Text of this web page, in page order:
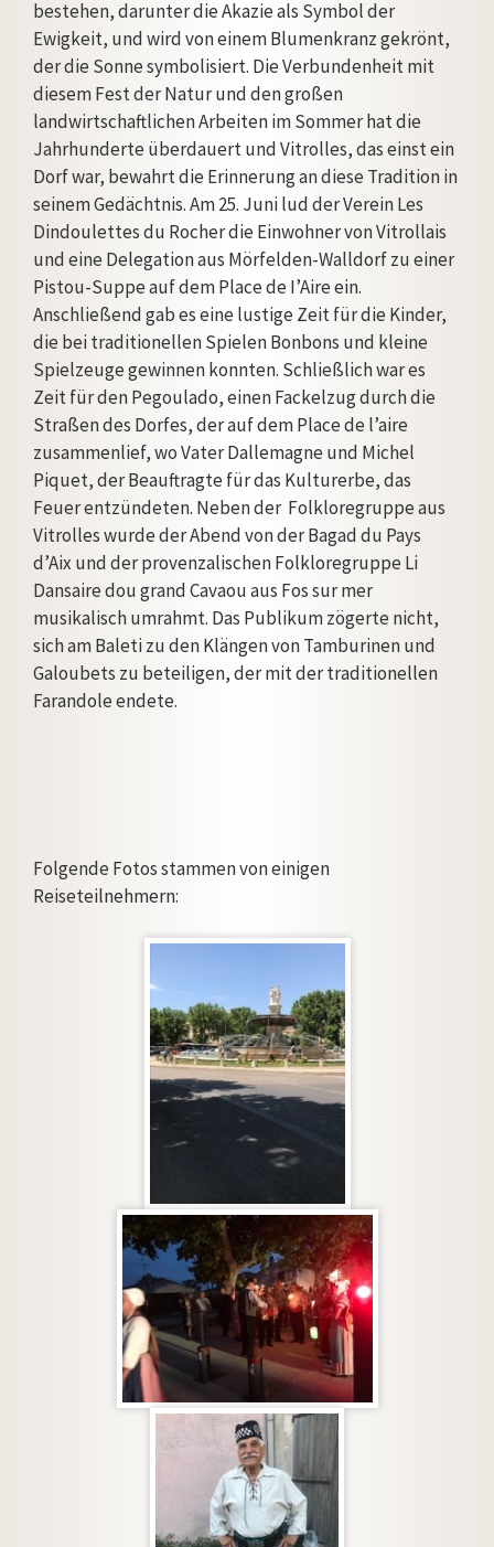
bestehen, darunter die Akazie als Symbol der
Ewigkeit, und wird von einem Blumenkranz gekrönt,
der die Sonne symbolisiert. Die Verbundenheit mit
diesem Fest der Natur und den großen
landwirtschaftlichen Arbeiten im Sommer hat die
Jahrhunderte überdauert und Vitrolles, das einst ein
Dorf war, bewahrt die Erinnerung an diese Tradition in
seinem Gedächtnis. Am 25. Juni lud der Verein Les
Dindoulettes du Rocher die Einwohner von Vitrollais
und eine Delegation aus Mörfelden-Walldorf zu einer
Pistou-Suppe auf dem Place de I’Aire ein.
Anschließend gab es eine lustige Zeit für die Kinder,
die bei traditionellen Spielen Bonbons und kleine
Spielzeuge gewinnen konnten. Schließlich war es
Zeit für den Pegoulado, einen Fackelzug durch die
Straßen des Dorfes, der auf dem Place de l’aire
zusammenlief, wo Vater Dallemagne und Michel
Piquet, der Beauftragte für das Kulturerbe, das
Feuer entzündeten. Neben der Folkloregruppe aus
Vitrolles wurde der Abend von der Bagad du Pays
d’Aix und der provenzalischen Folkloregruppe Li
Dansaire dou grand Cavaou aus Fos sur mer
musikalisch umrahmt. Das Publikum zögerte nicht,
sich am Baleti zu den Klängen von Tamburinen und
Galoubets zu beteiligen, der mit der traditionellen
Farandole endete.
Folgende Fotos stammen von einigen
Reiseteilnehmern: